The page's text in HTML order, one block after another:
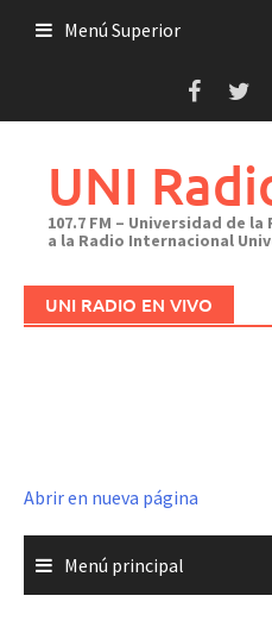
Menú Superior
UNI
107.7 FM – Universidad de
a la Radio Internacional
UNI RADIO EN VIVO
Abrir en nueva página
Menú principal